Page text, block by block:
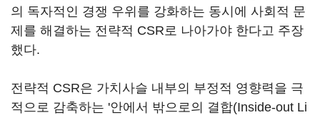
의 독자적인 경쟁 우위를 강화하는 동시에 사회적 문
제를 해결하는 전략적 CSR로 나아가야 한다고 주장
했다.
전략적 CSR은 가치사슬 내부의 부정적 영향력을 극
적으로 감축하는 '안에서 밖으로의 결합(Inside-out Li